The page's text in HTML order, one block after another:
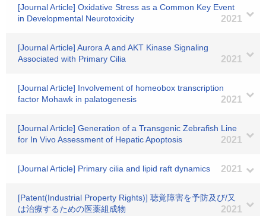
[Journal Article] Oxidative Stress as a Common Key Event
in Developmental Neurotoxicity
2021
[Journal Article] Aurora A and AKT Kinase Signaling
Associated with Primary Cilia
2021
[Journal Article] Involvement of homeobox transcription
factor Mohawk in palatogenesis
2021
[Journal Article] Generation of a Transgenic Zebrafish Line
for In Vivo Assessment of Hepatic Apoptosis
2021
[Journal Article] Primary cilia and lipid raft dynamics 2021
[Patent(Industrial Property Rights)] 聴覚障害を予防及び/又
は治療するための医薬組成物
2021